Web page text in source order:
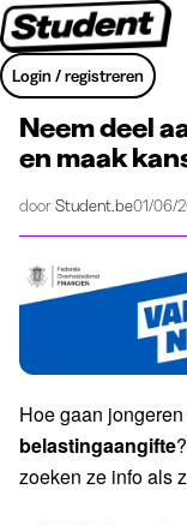
Login / registreren
Neem deel
en maak
doorStudent.be01/06/
Hoe gaan
belastingaangifte
zoeken ze info als